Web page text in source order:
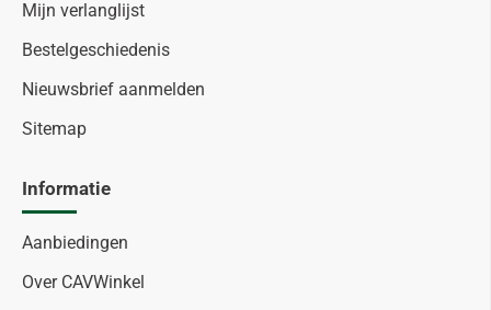
Mijn verlanglijst
Bestelgeschiedenis
Nieuwsbrief aanmelden
Sitemap
Informatie
Aanbiedingen
Over CAVWinkel